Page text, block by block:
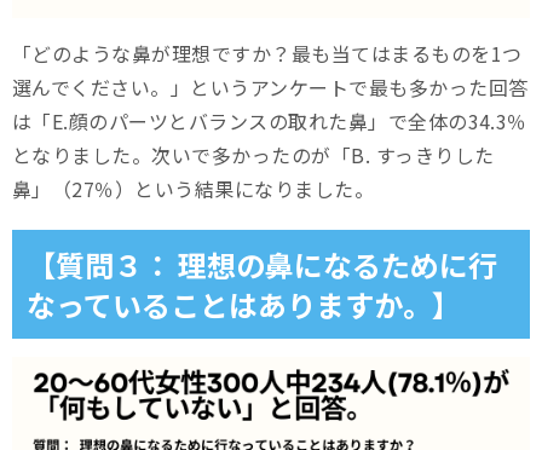
「どのような鼻が理想ですか？最も当てはまるものを1つ
選んでください。」というアンケートで最も多かった回答
は「E.顔のパーツとバランスの取れた鼻」で全体の34.3％
となりました。次いで多かったのが「B. すっきりした
鼻」（27％）という結果になりました。
【質問３： 理想の鼻になるために行
なっていることはありますか。】